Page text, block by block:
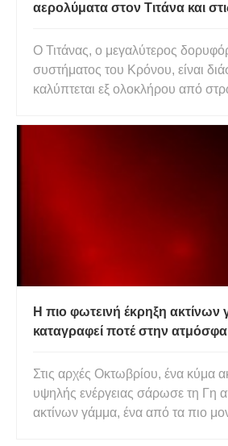
αερολύματα στον Τιτάνα και
Ο Τιτάνας, ο μεγαλύτερος
συστήματος του Κρόνου, είναι
καλύπτεται εξ ολοκλήρου από
οργανικά αερολύματα. Αυτά τα
Η πιο φωτεινή έκρηξη ακτίνων
καταγραφεί ποτέ στην
Στις αρχές Οκτωβρίου, ένα κύμα
υψηλής ενέργειας σάρωσε τη Γη
ακτίνων γάμμα, ένα από τα πιο